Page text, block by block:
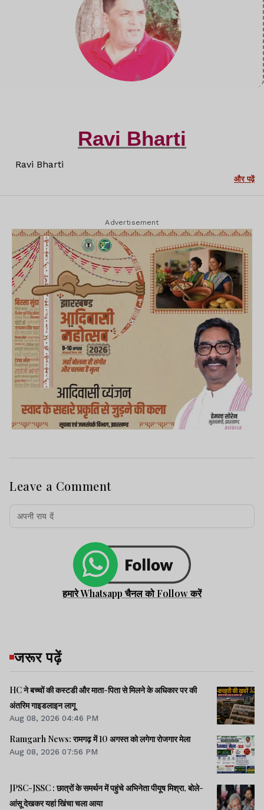
Ravi Bharti
Ravi Bharti
और पढ़ें
Advertisement
Leave a Comment
हमारे Whatsapp चैनल को Follow करें
जरूर पढ़ें
HC ने बच्चों की कस्टडी और माता-पिता से मिलने के अधिकार पर की
अंतरिम गाइडलाइन लागू
Aug 08, 2026 04:46 PM
Ramgarh News: रामगढ़ में 10 अगस्त को लगेगा रोजगार मेला
Aug 08, 2026 07:56 PM
JPSC-JSSC : छात्रों के समर्थन में पहुंचे अभिनेता पीयूष मिश्रा, बोले-
आंसू देखकर यहां खिंचा चला आया